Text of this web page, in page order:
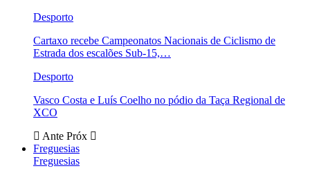
Desporto
Cartaxo recebe Campeonatos Nacionais de Ciclismo de
Estrada dos escalões Sub-15,…
Desporto
Vasco Costa e Luís Coelho no pódio da Taça Regional de
XCO
Ante Próx
Freguesias
Freguesias